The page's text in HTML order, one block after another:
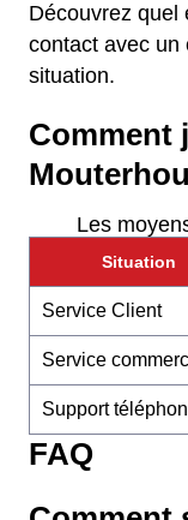
Découvrez quel
contact avec un
situation.
Comment
Les
Situation
Service Client
Service
Support
FAQ